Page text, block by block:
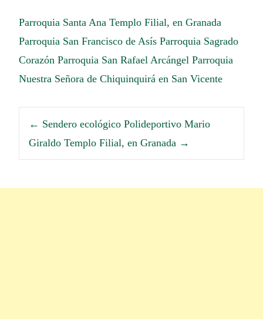
Parroquia Santa Ana Templo Filial, en Granada
Parroquia San Francisco de Asís Parroquia Sagrado
Corazón Parroquia San Rafael Arcángel Parroquia
Nuestra Señora de Chiquinquirá en San Vicente
← Sendero ecológico Polideportivo Mario
Giraldo Templo Filial, en Granada →